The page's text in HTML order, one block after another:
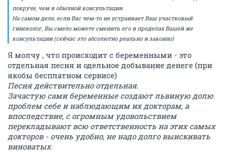
покруче, чем в обычной консультации.
На самом деле, если Вас чем-то не устраивает Ваш участковый
гинеколог, Вы смело можете сменить его в пределах Вашей же
консультации (сейчас это абсолютно реально и законно)
Я молчу , что происходит с беременными - это
отдельная песня и одельное добывание денеге (при
якобы бесплатном сервисе)
Песня действительно отдельная.
Зачастую сами беременные создают львиную долю
проблем себе и наблюдающим их докторам, а
впоследствие, с огромным удовольствием
перекладывают всю ответственность на этих самых
докторов - очень удобно, не надо долго выискивать
виноватых.